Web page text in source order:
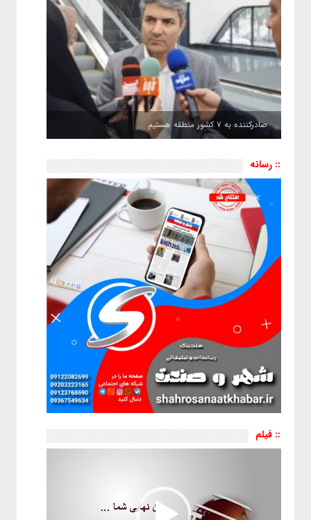
صادرکننده به ۷ کشور منطقه هستیم
:: رسانه
:: فیلم
نمایشگر